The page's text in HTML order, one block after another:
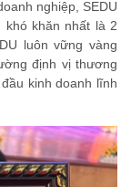
nghiệp, SEDU
khăn nhất là 2
luôn vững vàng
định vị thương
kinh doanh lĩnh